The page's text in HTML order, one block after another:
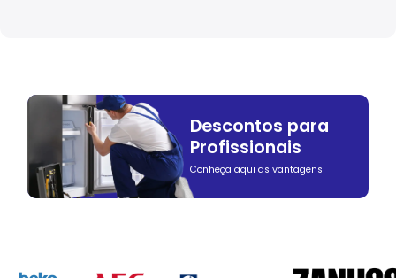
Descontos para
Profissionais
Conheça aqui as vantagens